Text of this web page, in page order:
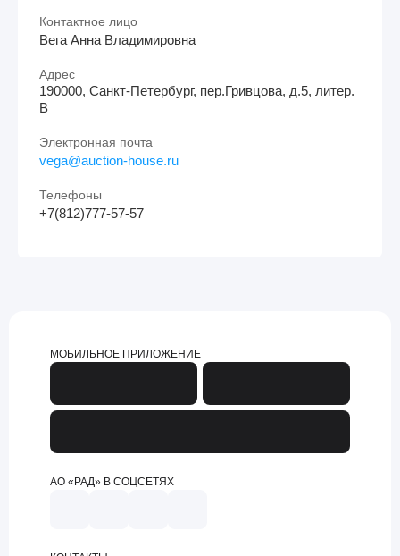
Контактное лицо
Вега Анна Владимировна
Адрес
190000, Санкт-Петербург, пер.Гривцова, д.5, литер.
В
Электронная почта
vega@auction-house.ru
Телефоны
+7(812)777-57-57
МОБИЛЬНОЕ ПРИЛОЖЕНИЕ
АО «РАД» В СОЦСЕТЯХ